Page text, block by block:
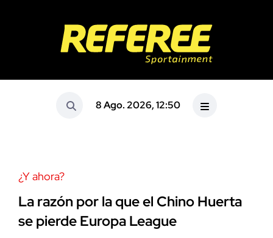
8 Ago. 2026, 12:50
¿Y ahora?
La razón por la que el Chino Huerta
se pierde Europa League